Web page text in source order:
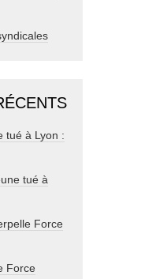
tué à Lyon :
tué à
Force
Force